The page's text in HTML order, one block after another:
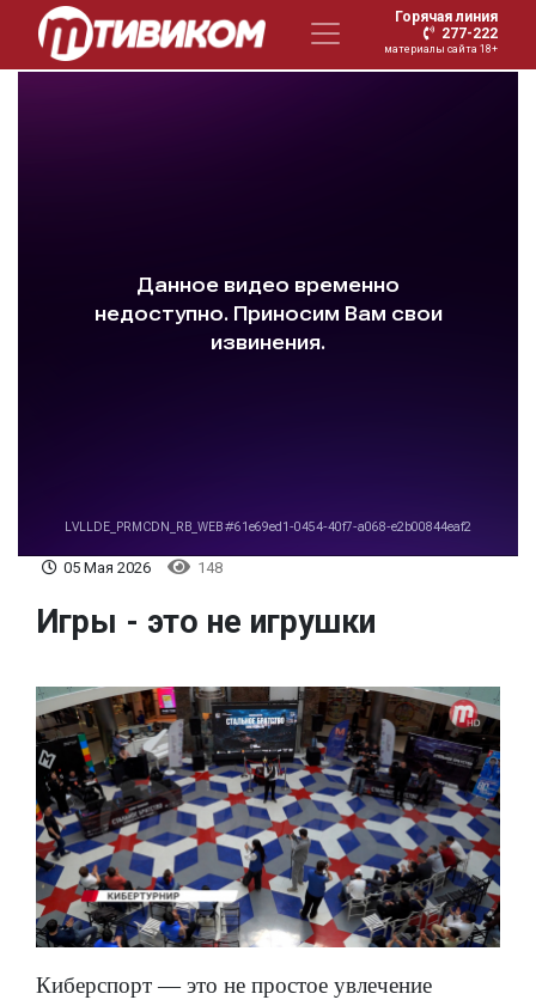
Горячая линия
277-222
материалы сайта 18+
05 Мая 2026 148
Игры - это не игрушки
Киберспорт — это не простое увлечение